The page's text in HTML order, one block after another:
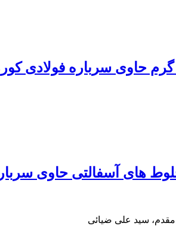
حاوی سرباره فولادی
های آسفالتی حاوی
مقدم، سید علی ضیائی